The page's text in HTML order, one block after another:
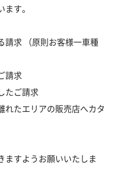
ます。
請求 （原則お客様一車種
請求
たご請求
れたエリアの販売店へカタ
ますようお願いいたしま